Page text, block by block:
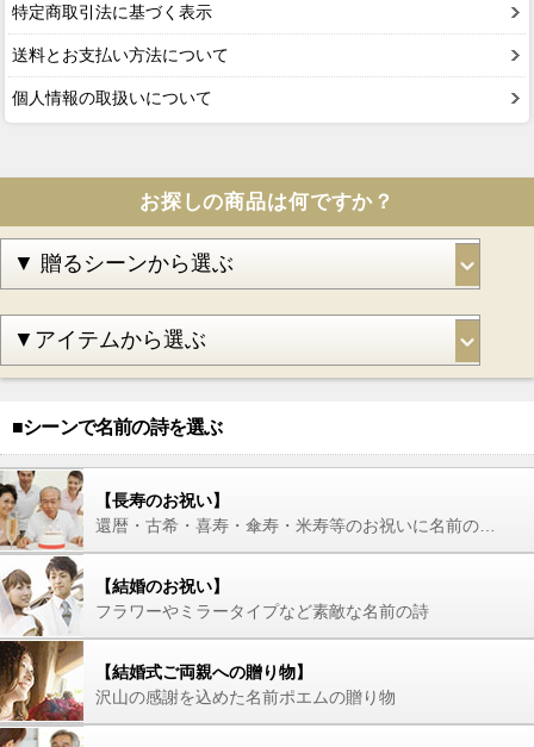
特定商取引法に基づく表示
送料とお支払い方法について
個人情報の取扱いについて
お探しの商品は何ですか？
■シーンで名前の詩を選ぶ
【長寿のお祝い】
【結婚のお祝い】
フラワーやミラータイプなど素敵な名前の詩
【結婚式ご両親への贈り物】
沢山の感謝を込めた名前ポエムの贈り物